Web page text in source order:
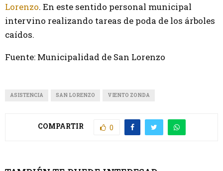
Lorenzo. En este sentido personal municipal
intervino realizando tareas de poda de los árboles
caídos.
Fuente: Municipalidad de San Lorenzo
ASISTENCIA SAN LORENZO VIENTO ZONDA
COMPARTIR 0